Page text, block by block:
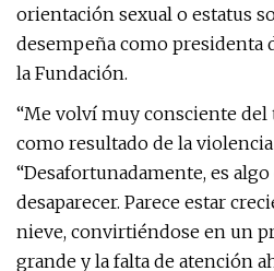
orientación sexual o estatus
desempeña como presidenta
la Fundación.
“Me volví muy consciente del
como resultado de la violencia
“Desafortunadamente, es algo
desaparecer. Parece estar
nieve, convirtiéndose en un
grande y la falta de atención